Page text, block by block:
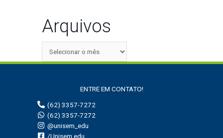
Arquivos
ENTRE EM CONTATO!
(62) 3357-7272
(62) 3357-7272
@unisem_edu
/Unisem.edu